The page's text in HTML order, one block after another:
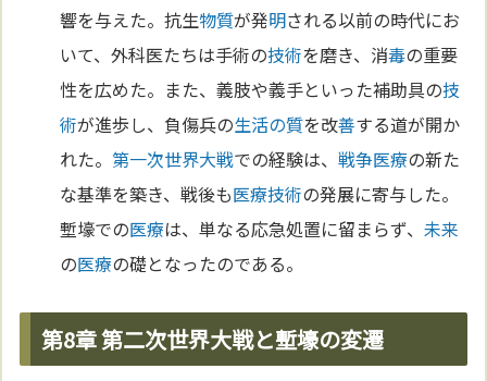
響を与えた。抗生物質が発明される以前の時代にお
いて、外科医たちは手術の技術を磨き、消毒の重要
性を広めた。また、義肢や義手といった補助具の技
術が進歩し、負傷兵の生活の質を改善する道が開か
れた。第一次世界大戦での経験は、戦争医療の新た
な基準を築き、戦後も医療技術の発展に寄与した。
塹壕での医療は、単なる応急処置に留まらず、未来
の医療の礎となったのである。
第8章 第二次世界大戦と塹壕の変遷